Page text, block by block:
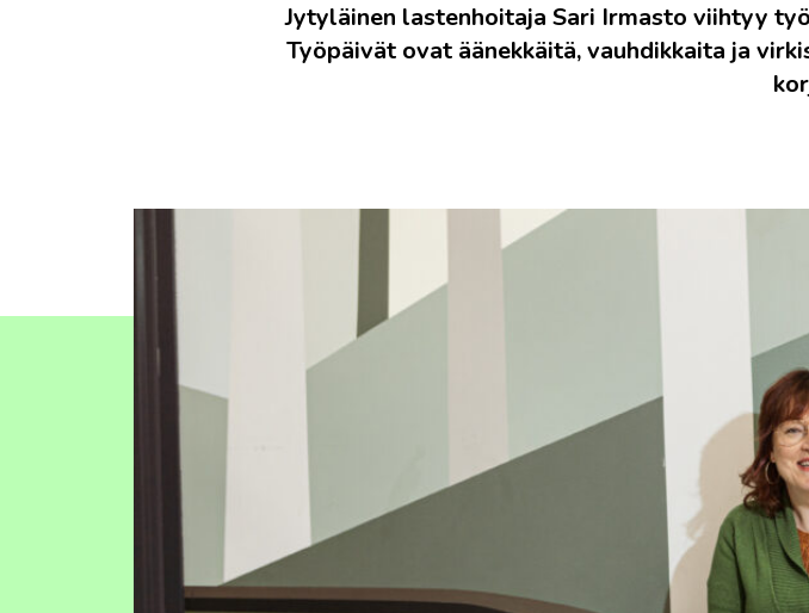
Jytyläinen lastenhoitaja Sari Irmasto viihtyy
Työpäivät ovat äänekkäitä, vauhdikkaita ja